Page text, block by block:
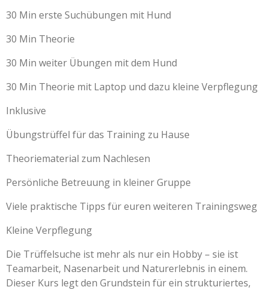
30 Min erste Suchübungen mit Hund
30 Min Theorie
30 Min weiter Übungen mit dem Hund
30 Min Theorie mit Laptop und dazu kleine Verpflegung
Inklusive
Übungstrüffel für das Training zu Hause
Theoriematerial zum Nachlesen
Persönliche Betreuung in kleiner Gruppe
Viele praktische Tipps für euren weiteren Trainingsweg
Kleine Verpflegung
Die Trüffelsuche ist mehr als nur ein Hobby – sie ist
Teamarbeit, Nasenarbeit und Naturerlebnis in einem.
Dieser Kurs legt den Grundstein für ein strukturiertes,